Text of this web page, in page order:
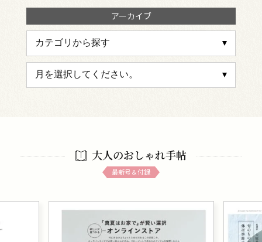
アーカイブ
大人のおしゃれ手帖
最新号＆付録